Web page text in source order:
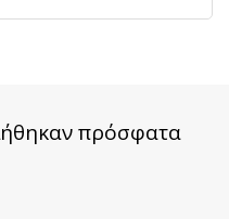
πρόσφατα